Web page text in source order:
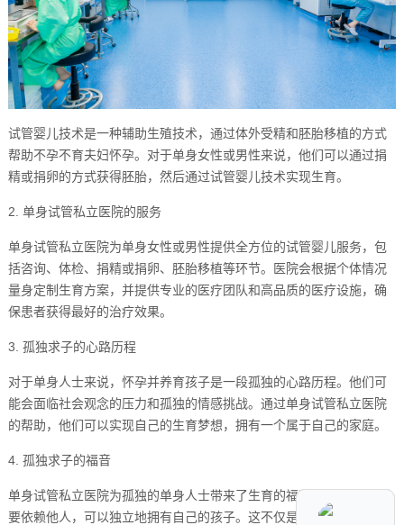
试管婴儿技术是一种辅助生殖技术，通过体外受精和胚胎移植的方式
帮助不孕不育夫妇怀孕。对于单身女性或男性来说，他们可以通过捐
精或捐卵的方式获得胚胎，然后通过试管婴儿技术实现生育。
2. 单身试管私立医院的服务
单身试管私立医院为单身女性或男性提供全方位的试管婴儿服务，包
括咨询、体检、捐精或捐卵、胚胎移植等环节。医院会根据个体情况
量身定制生育方案，并提供专业的医疗团队和高品质的医疗设施，确
保患者获得最好的治疗效果。
3. 孤独求子的心路历程
对于单身人士来说，怀孕并养育孩子是一段孤独的心路历程。他们可
能会面临社会观念的压力和孤独的情感挑战。通过单身试管私立医院
的帮助，他们可以实现自己的生育梦想，拥有一个属于自己的家庭。
4. 孤独求子的福音
单身试管私立医院为孤独的单身人士带来了生育的福音。他们不再需
要依赖他人，可以独立地拥有自己的孩子。这不仅是对生育权利的尊